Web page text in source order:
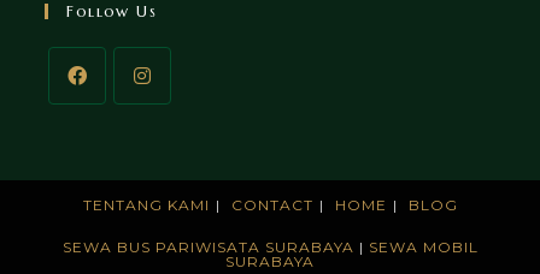
Follow Us
TENTANG KAMI CONTACT HOME BLOG
SEWA BUS PARIWISATA SURABAYA | SEWA MOBIL
SURABAYA